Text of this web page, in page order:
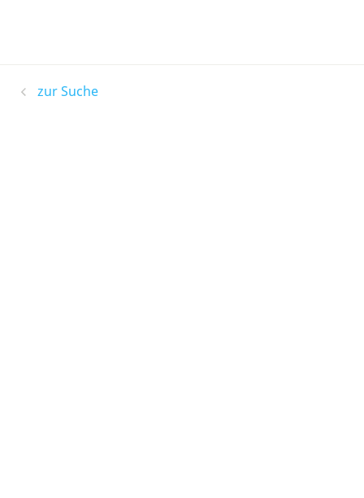
zur Suche